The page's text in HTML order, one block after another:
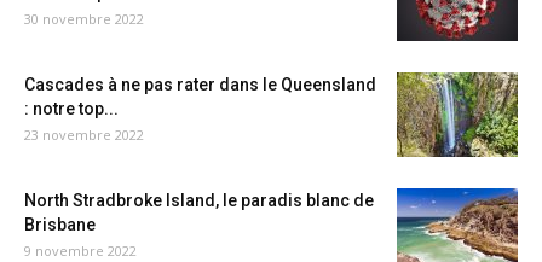
30 novembre 2022
Cascades à ne pas rater dans le Queensland
: notre top...
23 novembre 2022
North Stradbroke Island, le paradis blanc de
Brisbane
9 novembre 2022